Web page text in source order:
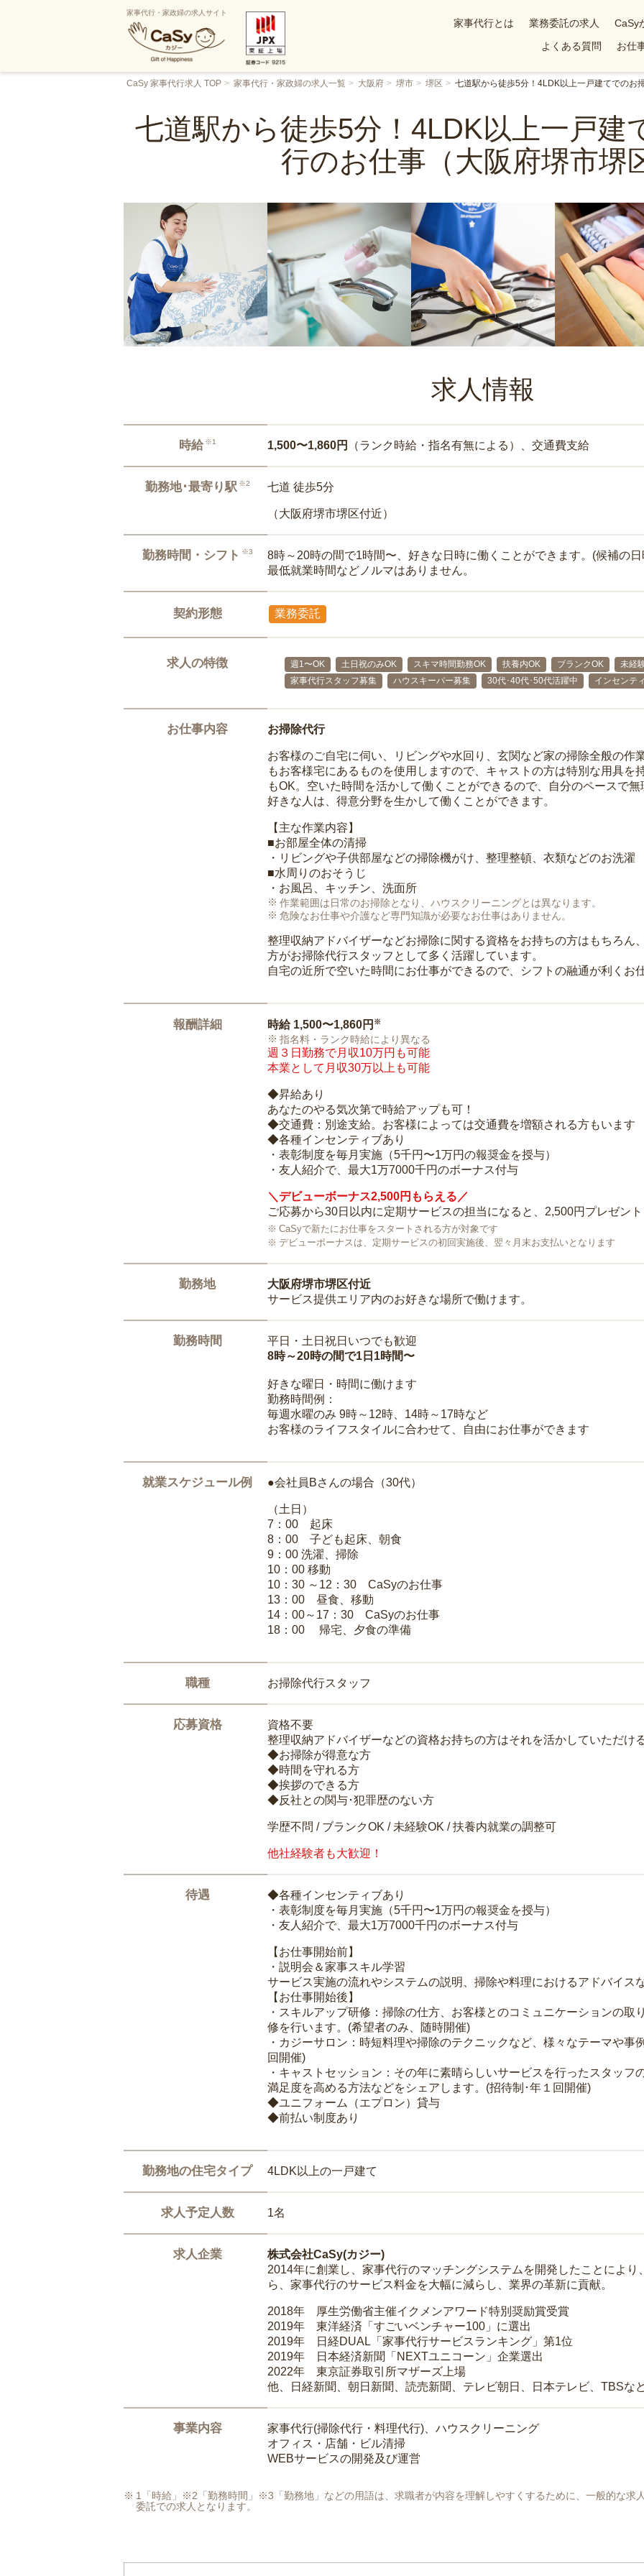
家事代行・家政婦の求人サイト
家事代行とは 業務委託の求人 CaSy
よくある質問
お仕
CaSy 家事代行求人 TOP 家事代行・家政婦の求人一覧 大阪府 堺市 堺区 七道駅から徒歩5分！4LDK以上一戸建てでのお
七道駅から徒歩5分！4LDK以上一戸建
行のお仕事（大阪府堺市堺
求人情報
時給 ※1 1,500〜1,860円 （ランク時給・指名有無による）、交通費支給
勤務地･最寄り駅 ※2 七道 徒歩5分
（大阪府堺市堺区付近）
勤務時間・シフト ※3
8時～20時の間で1時間〜、好きな日時に働くことができます。(候補の
最低就業時間などノルマはありません。
契約形態 業務委託
求人の特徴 週1〜OK 土日祝のみOK スキマ時間勤務OK 扶養内OK ブランクOK 未経
家事代行スタッフ募集
ハウスキーパー募集 30代･40代･50代活躍中 インセンテ
お仕事内容 お掃除代行
お客様のご自宅に伺い、リビングや水回り、玄関など家の掃除全般の作
もお客様宅にあるものを使用しますので、キャストの方は特別な用具を
もOK。空いた時間を活かして働くことができるので、自分のペースで
好きな人は、得意分野を生かして働くことができます。
【主な作業内容】
■お部屋全体の清掃
・リビングや子供部屋などの掃除機がけ、整理整頓、衣類などのお洗濯
■水周りのおそうじ
・お風呂、キッチン、洗面所
作業範囲は日常のお掃除となり、ハウスクリーニングとは異なります。
危険なお仕事や介護など専門知識が必要なお仕事はありません。
整理収納アドバイザーなどお掃除に関する資格をお持ちの方はもちろん
方がお掃除代行スタッフとして多く活躍しています。
自宅の近所で空いた時間にお仕事ができるので、シフトの融通が利くお
報酬詳細 時給 1,500〜1,860円 ※
指名料・ランク時給により異なる
週３日勤務で月収10万円も可能
本業として月収30万以上も可能
◆昇給あり
あなたのやる気次第で時給アップも可！
◆交通費：別途支給。お客様によっては交通費を増額される方もいます
◆各種インセンティブあり
・表彰制度を毎月実施（5千円〜1万円の報奨金を授与）
・友人紹介で、最大1万7000千円のボーナス付与
＼デビューボーナス2,500円もらえる／
ご応募から30日以内に定期サービスの担当になると、2,500円プレゼント
CaSyで新たにお仕事をスタートされる方が対象です
デビューボーナスは、定期サービスの初回実施後、翌々月末お支払いとなります
勤務地
大阪府堺市堺区付近
サービス提供エリア内のお好きな場所で働けます。
勤務時間
平日・土日祝日いつでも歓迎
8時～20時の間で1日1時間〜
好きな曜日・時間に働けます
勤務時間例：
毎週水曜のみ 9時～12時、14時～17時など
お客様のライフスタイルに合わせて、自由にお仕事ができます
就業スケジュール例 ●会社員Bさんの場合（30代）
（土日）
7：00 起床
8：00 子ども起床、朝食
9：00 洗濯、掃除
10：00 移動
10：30 ～12：30 CaSyのお仕事
13：00 昼食、移動
14：00～17：30 CaSyのお仕事
18：00 帰宅、夕食の準備
職種 お掃除代行スタッフ
応募資格
資格不要
整理収納アドバイザーなどの資格お持ちの方はそれを活かしていただけ
◆お掃除が得意な方
◆時間を守れる方
◆挨拶のできる方
◆反社との関与･犯罪歴のない方
学歴不問 / ブランクOK / 未経験OK / 扶養内就業の調整可
他社経験者も大歓迎！
待遇
◆各種インセンティブあり
・表彰制度を毎月実施（5千円〜1万円の報奨金を授与）
・友人紹介で、最大1万7000千円のボーナス付与
【お仕事開始前】
・説明会＆家事スキル学習
サービス実施の流れやシステムの説明、掃除や料理におけるアドバイス
【お仕事開始後】
・スキルアップ研修：掃除の仕方、お客様とのコミュニケーションの
修を行います。(希望者のみ、随時開催)
・カジーサロン：時短料理や掃除のテクニックなど、様々なテーマや事
回開催)
・キャストセッション：その年に素晴らしいサービスを行ったスタッ
満足度を高める方法などをシェアします。(招待制･年１回開催)
◆ユニフォーム（エプロン）貸与
◆前払い制度あり
勤務地の住宅タイプ 4LDK以上の一戸建て
求人予定人数 1名
求人企業
株式会社CaSy(カジー)
2014年に創業し、家事代行のマッチングシステムを開発したことによ
ら、家事代行のサービス料金を大幅に減らし、業界の革新に貢献。
2018年 厚生労働省主催イクメンアワード特別奨励賞受賞
2019年 東洋経済「すごいベンチャー100」に選出
2019年 日経DUAL「家事代行サービスランキング」第1位
2019年 日本経済新聞「NEXTユニコーン」企業選出
2022年 東京証券取引所マザーズ上場
他、日経新聞、朝日新聞、読売新聞、テレビ朝日、日本テレビ、TBSな
事業内容
家事代行(掃除代行・料理代行)、ハウスクリーニング
オフィス・店舗・ビル清掃
WEBサービスの開発及び運営
1「時給」※2「勤務時間」※3「勤務地」などの用語は、求職者が内容を理解しやすくするために、一般的な求
委託での求人となります。